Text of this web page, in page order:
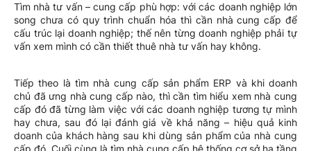
Tìm nhà tư vấn – cung cấp phù hợp: với các doanh nghiệp lớn
song chưa có quy trình chuẩn hóa thì cần nhà cung cấp để
cấu trúc lại doanh nghiệp; thế nên từng doanh nghiệp phải tự
vấn xem mình có cần thiết thuê nhà tư vấn hay không.
Tiếp theo là tìm nhà cung cấp sản phẩm ERP và khi doanh
chủ đã ưng nhà cung cấp nào, thì cần tìm hiểu xem nhà cung
cấp đó đã từng làm việc với các doanh nghiệp tương tự mình
hay chưa, sau đó lại đánh giá về khả năng – hiệu quả kinh
doanh của khách hàng sau khi dùng sản phẩm của nhà cung
cấp đó. Cuối cùng là tìm nhà cung cấp hệ thống cơ sở hạ tầng